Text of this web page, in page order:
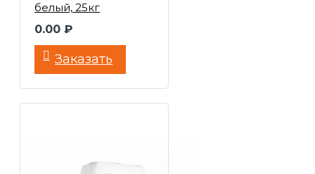
белый, 25кг
0.00 ₽
Заказать